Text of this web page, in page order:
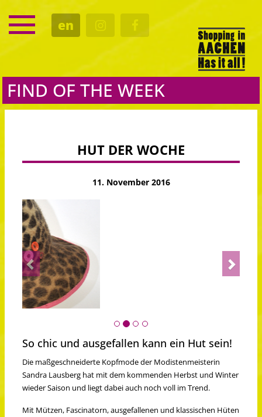
en
SERVICE
DATES
FIND OF THE WEEK
HUT DER WOCHE
11. November 2016
Previous Next
So chic und ausgefallen kann ein Hut sein!
Die maßgeschneiderte Kopfmode der Modistenmeisterin
Sandra Lausberg hat mit dem kommenden Herbst und Winter
wieder Saison und liegt dabei auch noch voll im Trend.
Mit Mützen, Fascinatorn, ausgefallenen und klassischen Hüten